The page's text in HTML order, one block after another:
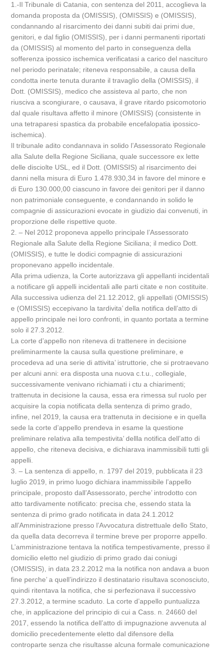
1.-Il Tribunale di Catania, con sentenza del 2011, accoglieva la
domanda proposta da (OMISSIS), (OMISSIS) e (OMISSIS),
condannando al risarcimento dei danni subiti dai primi due,
genitori, e dal figlio (OMISSIS), per i danni permanenti riportati
da (OMISSIS) al momento del parto in conseguenza della
sofferenza ipossico ischemica verificatasi a carico del nascituro
nel periodo perinatale; riteneva responsabile, a causa della
condotta inerte tenuta durante il travaglio della (OMISSIS), il
Dott. (OMISSIS), medico che assisteva al parto, che non
riusciva a scongiurare, o causava, il grave ritardo psicomotorio
dal quale risultava affetto il minore (OMISSIS) (consistente in
una tetraparesi spastica da probabile encefalopatia ipossico-
ischemica).
Il tribunale adito condannava in solido l’Assessorato Regionale
alla Salute della Regione Siciliana, quale successore ex lette
delle disciolte USL, ed il Dott. (OMISSIS) al risarcimento dei
danni nella misura di Euro 1.478.930,34 in favore del minore e
di Euro 130.000,00 ciascuno in favore dei genitori per il danno
non patrimoniale conseguente, e condannando in solido le
compagnie di assicurazioni evocate in giudizio dai convenuti, in
proporzione delle rispettive quote.
2. – Nel 2012 proponeva appello principale l’Assessorato
Regionale alla Salute della Regione Siciliana; il medico Dott.
(OMISSIS), e tutte le dodici compagnie di assicurazioni
proponevano appello incidentale.
Alla prima udienza, la Corte autorizzava gli appellanti incidentali
a notificare gli appelli incidentali alle parti citate e non costituite.
Alla successiva udienza del 21.12.2012, gli appellati (OMISSIS)
e (OMISSIS) eccepivano la tardivita’ della notifica dell’atto di
appello principale nei loro confronti, in quanto portata a termine
solo il 27.3.2012.
La corte d’appello non riteneva di trattenere in decisione
preliminarmente la causa sulla questione preliminare, e
procedeva ad una serie di attivita’ istruttorie, che si protraevano
per alcuni anni: era disposta una nuova c.t.u., collegiale,
successivamente venivano richiamati i ctu a chiarimenti;
trattenuta in decisione la causa, essa era rimessa sul ruolo per
acquisire la copia notificata della sentenza di primo grado,
infine, nel 2019, la causa era trattenuta in decisione e in quella
sede la corte d’appello prendeva in esame la questione
preliminare relativa alla tempestivita’ dellla notifica dell’atto di
appello, che riteneva decisiva, e dichiarava inammissibili tutti gli
appelli.
3. – La sentenza di appello, n. 1797 del 2019, pubblicata il 23
luglio 2019, in primo luogo dichiara inammissibile l’appello
principale, proposto dall’Assessorato, perche’ introdotto con
atto tardivamente notificato: precisa che, essendo stata la
sentenza di primo grado notificata in data 24.1.2012
all’Amministrazione presso l’Avvocatura distrettuale dello Stato,
da quella data decorreva il termine breve per proporre appello.
L’amministrazione tentava la notifica tempestivamente, presso il
domicilio eletto nel giudizio di primo grado dai coniugi
(OMISSIS), in data 23.2.2012 ma la notifica non andava a buon
fine perche’ a quell’indirizzo il destinatario risultava sconosciuto,
quindi ritentava la notifica, che si perfezionava il successivo
27.3.2012, a termine scaduto. La corte d’appello puntualizza
che, in applicazione del principio di cui a Cass. n. 24660 del
2017, essendo la notifica dell’atto di impugnazione avvenuta al
domicilio precedentemente eletto dal difensore della
controparte senza che risultasse alcuna formale comunicazione